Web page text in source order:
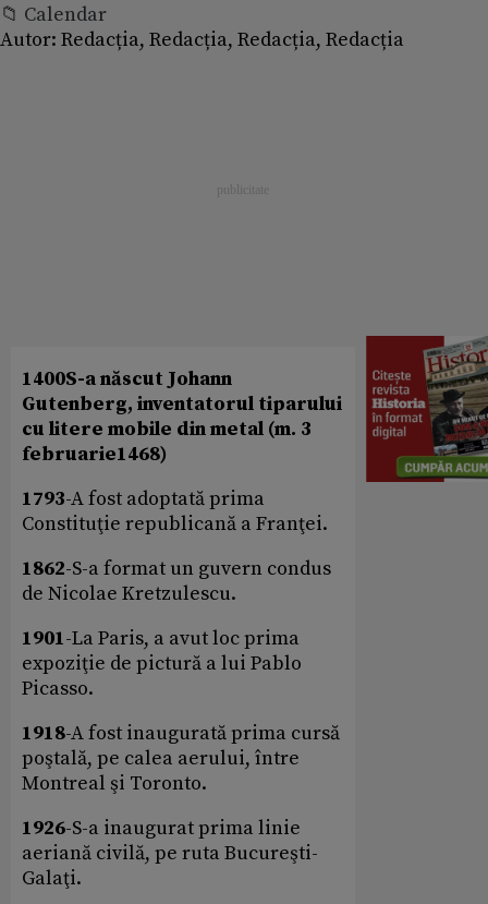
📁 Calendar
Autor: Redacția, Redacția, Redacția, Redacția
1400S-a născut Johann
Gutenberg, inventatorul tiparului
cu litere mobile din metal (m. 3
februarie1468)
1793-A fost adoptată prima
Constituţie republicană a Franţei.
1862-S-a format un guvern condus
de Nicolae Kretzulescu.
1901-La Paris, a avut loc prima
expoziţie de pictură a lui Pablo
Picasso.
1918-A fost inaugurată prima cursă
poştală, pe calea aerului, între
Montreal şi Toronto.
1926-S-a inaugurat prima linie
aeriană civilă, pe ruta Bucureşti-
Galaţi.